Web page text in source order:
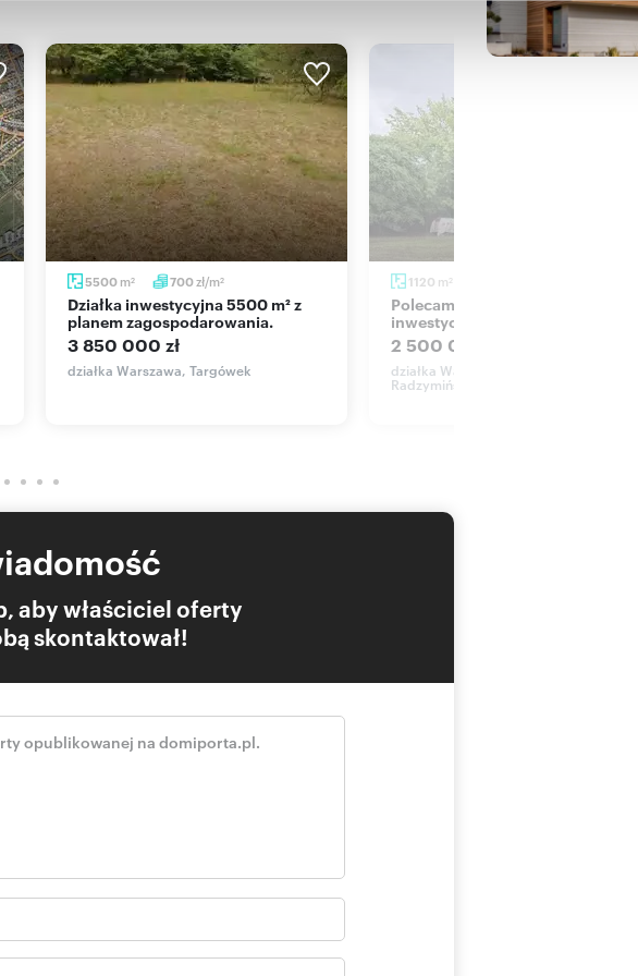
oraz jego poszczególnych elementów jest
rozpowszechnianie lub wykorzystywanie treści
stanowi oferty handlowej w rozumieniu art. 66 § 1
się z nami: + 48 22
pokaż telefon
CRM (asaricrm.com)
5500 m2 700zł/m2
Działka inwestycyjna 5500 m² z
planem zagospodarowania.
3 850 000 zł
działka Warszawa, Targówek
1120 m 2
Polecam działkę budowlano-
inwestycyjną 1120 m² w Warszawie
2 500 000 zł
działka Warszawa, Targówek Zacisze,
Radzymińska
aby właściciel oferty
skontaktował!